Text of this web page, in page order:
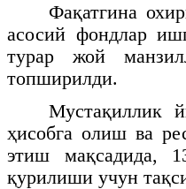
Фақатгина
асосий фондлар
турар жой
топширилди.
Мустақиллик
ҳисобга олиш ва
этиш мақсадида,
қурилиши учун